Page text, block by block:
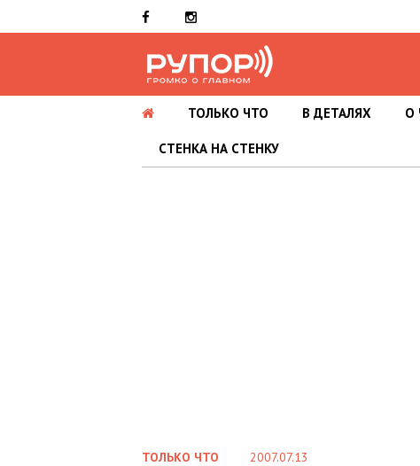
ТОЛЬКО ЧТО В ДЕТАЛЯХ О
СТЕНКА НА СТЕНКУ
ТОЛЬКО ЧТО 2007.07.13